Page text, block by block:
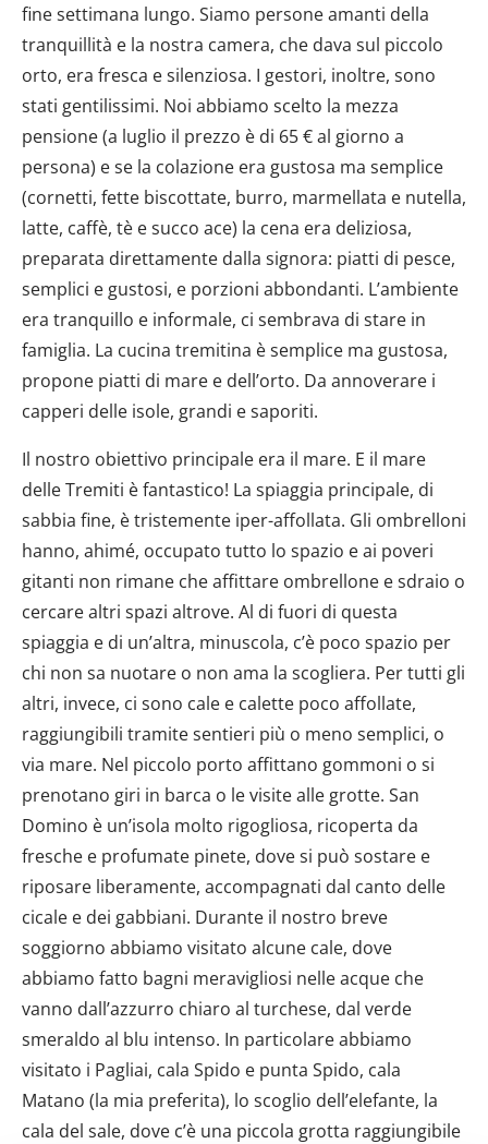
fine settimana lungo. Siamo persone amanti della
tranquillità e la nostra camera, che dava sul piccolo
orto, era fresca e silenziosa. I gestori, inoltre, sono
stati gentilissimi. Noi abbiamo scelto la mezza
pensione (a luglio il prezzo è di 65 € al giorno a
persona) e se la colazione era gustosa ma semplice
(cornetti, fette biscottate, burro, marmellata e nutella,
latte, caffè, tè e succo ace) la cena era deliziosa,
preparata direttamente dalla signora: piatti di pesce,
semplici e gustosi, e porzioni abbondanti. L’ambiente
era tranquillo e informale, ci sembrava di stare in
famiglia. La cucina tremitina è semplice ma gustosa,
propone piatti di mare e dell’orto. Da annoverare i
capperi delle isole, grandi e saporiti.
Il nostro obiettivo principale era il mare. E il mare
delle Tremiti è fantastico! La spiaggia principale, di
sabbia fine, è tristemente iper-affollata. Gli ombrelloni
hanno, ahimé, occupato tutto lo spazio e ai poveri
gitanti non rimane che affittare ombrellone e sdraio o
cercare altri spazi altrove. Al di fuori di questa
spiaggia e di un’altra, minuscola, c’è poco spazio per
chi non sa nuotare o non ama la scogliera. Per tutti gli
altri, invece, ci sono cale e calette poco affollate,
raggiungibili tramite sentieri più o meno semplici, o
via mare. Nel piccolo porto affittano gommoni o si
prenotano giri in barca o le visite alle grotte. San
Domino è un’isola molto rigogliosa, ricoperta da
fresche e profumate pinete, dove si può sostare e
riposare liberamente, accompagnati dal canto delle
cicale e dei gabbiani. Durante il nostro breve
soggiorno abbiamo visitato alcune cale, dove
abbiamo fatto bagni meravigliosi nelle acque che
vanno dall’azzurro chiaro al turchese, dal verde
smeraldo al blu intenso. In particolare abbiamo
visitato i Pagliai, cala Spido e punta Spido, cala
Matano (la mia preferita), lo scoglio dell’elefante, la
cala del sale, dove c’è una piccola grotta raggiungibile